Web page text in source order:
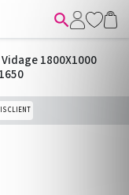

1800X1000
CLIENT